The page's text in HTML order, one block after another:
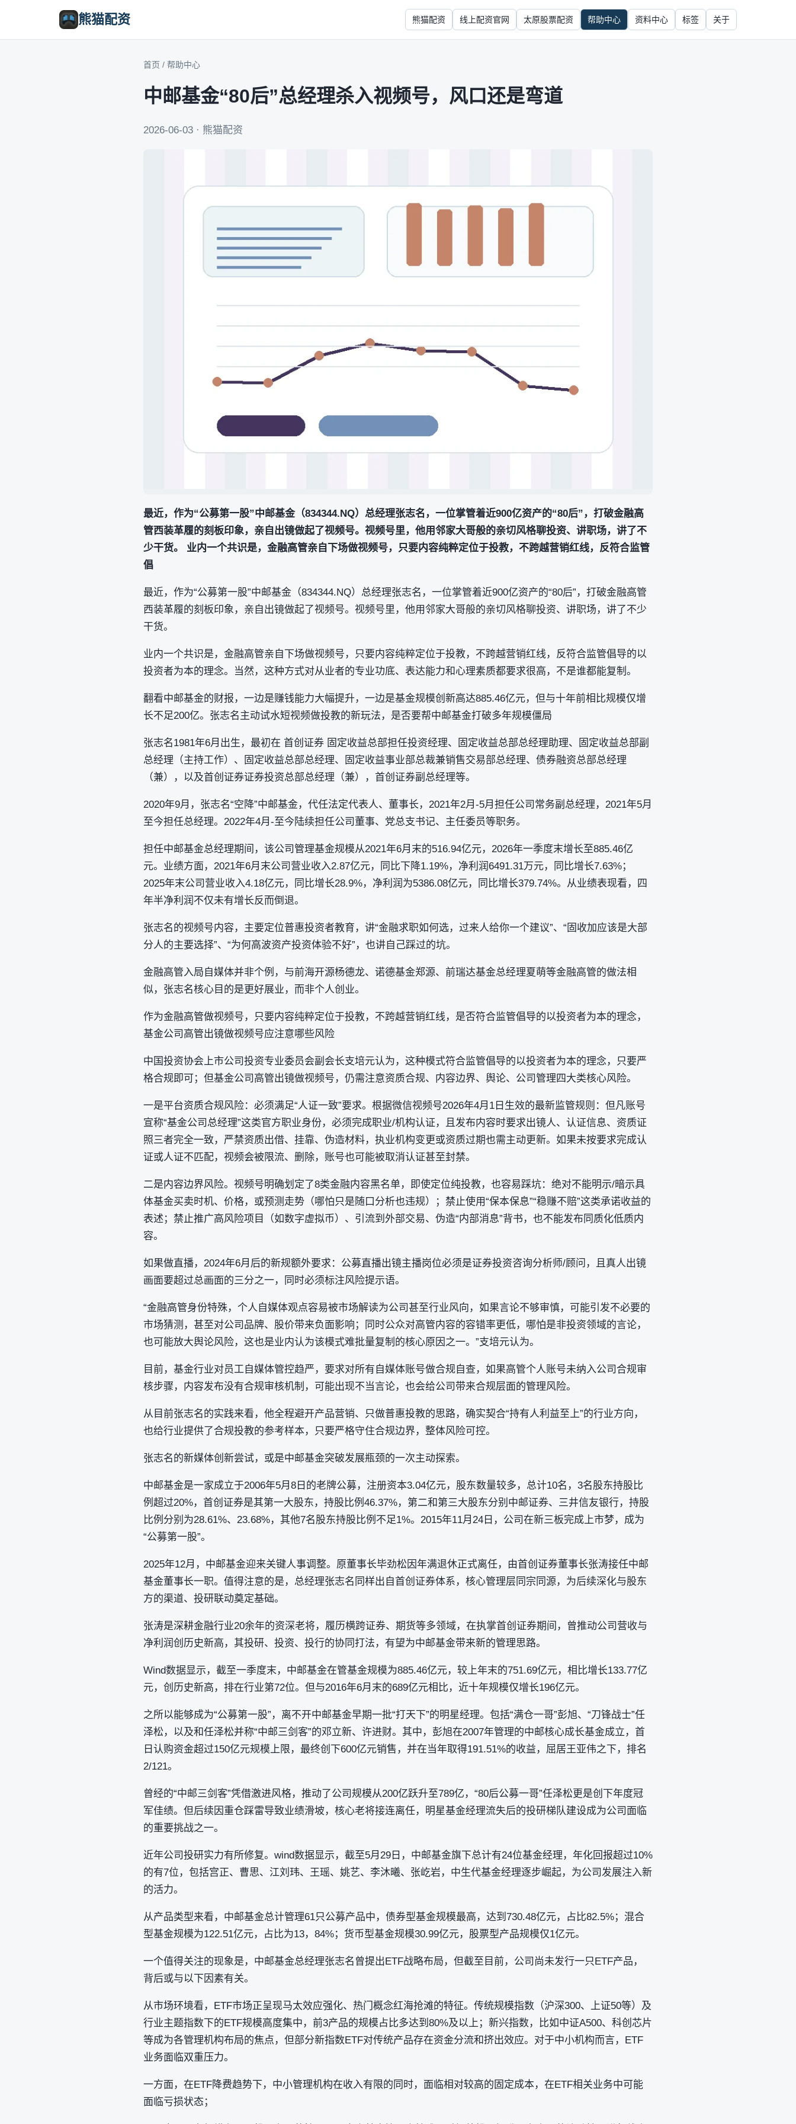
熊猫配资 熊猫配资 线上配资官网 太原股票配资 帮助中心 资料中心 标签 关于
首页 / 帮助中心
中邮基金“80后”总经理杀入视频号，风口还是弯道
2026-06-03 · 熊猫配资
最近，作为“公募第一股”中邮基金（834344.NQ）总经理张志名，一位掌管着近900亿资产的“80后”，打破金融高
管西装革履的刻板印象，亲自出镜做起了视频号。视频号里，他用邻家大哥般的亲切风格聊投资、讲职场，讲了不
少干货。 业内一个共识是，金融高管亲自下场做视频号，只要内容纯粹定位于投教，不跨越营销红线，反符合监管
倡
最近，作为“公募第一股”中邮基金（834344.NQ）总经理张志名，一位掌管着近900亿资产的“80后”，打破金融高管
西装革履的刻板印象，亲自出镜做起了视频号。视频号里，他用邻家大哥般的亲切风格聊投资、讲职场，讲了不少
干货。
业内一个共识是，金融高管亲自下场做视频号，只要内容纯粹定位于投教，不跨越营销红线，反符合监管倡导的以
投资者为本的理念。当然，这种方式对从业者的专业功底、表达能力和心理素质都要求很高，不是谁都能复制。
翻看中邮基金的财报，一边是赚钱能力大幅提升，一边是基金规模创新高达885.46亿元，但与十年前相比规模仅增
长不足200亿。张志名主动试水短视频做投教的新玩法，是否要帮中邮基金打破多年规模僵局
张志名1981年6月出生，最初在 首创证券 固定收益总部担任投资经理、固定收益总部总经理助理、固定收益总部副
总经理（主持工作）、固定收益总部总经理、固定收益事业部总裁兼销售交易部总经理、债券融资总部总经理
（兼），以及首创证券证券投资总部总经理（兼），首创证券副总经理等。
2020年9月，张志名“空降”中邮基金，代任法定代表人、董事长，2021年2月-5月担任公司常务副总经理，2021年5月
至今担任总经理。2022年4月-至今陆续担任公司董事、党总支书记、主任委员等职务。
担任中邮基金总经理期间，该公司管理基金规模从2021年6月末的516.94亿元，2026年一季度末增长至885.46亿
元。业绩方面，2021年6月末公司营业收入2.87亿元，同比下降1.19%，净利润6491.31万元，同比增长7.63%；
2025年末公司营业收入4.18亿元，同比增长28.9%，净利润为5386.08亿元，同比增长379.74%。从业绩表现看，四
年半净利润不仅未有增长反而倒退。
张志名的视频号内容，主要定位普惠投资者教育，讲“金融求职如何选，过来人给你一个建议”、“固收加应该是大部
分人的主要选择”、“为何高波资产投资体验不好”，也讲自己踩过的坑。
金融高管入局自媒体并非个例，与前海开源杨德龙、诺德基金郑源、前瑞达基金总经理夏萌等金融高管的做法相
似，张志名核心目的是更好展业，而非个人创业。
作为金融高管做视频号，只要内容纯粹定位于投教，不跨越营销红线，是否符合监管倡导的以投资者为本的理念，
基金公司高管出镜做视频号应注意哪些风险
中国投资协会上市公司投资专业委员会副会长支培元认为，这种模式符合监管倡导的‌以投资者为本‌的理念，只要严
格合规即可；但基金公司高管出镜做视频号，仍需注意‌资质合规、内容边界、舆论、公司管理‌四大类核心风险。
一是平台资质合规风险：必须满足“人证一致”要求。根据微信视频号2026年4月1日生效的最新监管规则：但凡账号
宣称“基金公司总经理”这类官方职业身份，必须完成‌职业/机构认证‌，且发布内容时要求‌出镜人、认证信息、资质证
照三者完全一致‌，严禁资质出借、挂靠、伪造材料，执业机构变更或资质过期也需主动更新。如果未按要求完成认
证或人证不匹配，视频会被限流、删除，账号也可能被取消认证甚至封禁。
二是内容边界风险。视频号明确划定了8类金融内容黑名单，即使定位纯投教，也容易踩坑：绝对不能‌明示/暗示具
体基金买卖时机、价格，或预测走势‌（哪怕只是随口分析也违规）；禁止使用“保本保息”“稳赚不赔”这类承诺收益的
表述；禁止推广高风险项目（如数字虚拟币）、引流到外部交易、伪造“内部消息”背书，也不能发布同质化低质内
容。
如果做直播，2024年6月后的新规额外要求：公募直播出镜主播岗位必须是证券投资咨询分析师/顾问，且真人出镜
画面要超过总画面的三分之一，同时必须标注风险提示语。
“金融高管身份特殊，个人自媒体观点容易被市场解读为公司甚至行业风向，如果言论不够审慎，可能引发不必要的
市场猜测，甚至对公司品牌、股价带来负面影响；同时公众对高管内容的容错率更低，哪怕是非投资领域的言论，
也可能放大舆论风险，这也是业内认为该模式难批量复制的核心原因之一。”支培元认为。
目前，基金行业对员工自媒体管控趋严，要求对所有自媒体账号做合规自查，如果高管个人账号未纳入公司合规审
核步骤，内容发布没有合规审核机制，可能出现不当言论，也会给公司带来合规层面的管理风险。
从目前张志名的实践来看，他全程避开产品营销、只做普惠投教的思路，确实契合“持有人利益至上”的行业方向，
也给行业提供了合规投教的参考样本，只要严格守住合规边界，整体风险可控。
张志名的新媒体创新尝试，或是中邮基金突破发展瓶颈的一次主动探索。
中邮基金是一家成立于2006年5月8日的老牌公募，注册资本3.04亿元，股东数量较多，总计10名，3名股东持股比
例超过20%，首创证券是其第一大股东，持股比例46.37%，第二和第三大股东分别中邮证券、三井信友银行，持股
比例分别为28.61%、23.68%，其他7名股东持股比例不足1%。2015年11月24日，公司在新三板完成上市梦，成为
“公募第一股”。
2025年12月，中邮基金迎来关键人事调整。原董事长毕劲松因年满退休正式离任，由首创证券董事长张涛接任中邮
基金董事长一职。值得注意的是，总经理张志名同样出自首创证券体系，核心管理层同宗同源，为后续深化与股东
方的渠道、投研联动奠定基础。
张涛是深耕金融行业20余年的资深老将，履历横跨证券、期货等多领域，在执掌首创证券期间，曾推动公司营收与
净利润创历史新高，其投研、投资、投行的协同打法，有望为中邮基金带来新的管理思路。
Wind数据显示，截至一季度末，中邮基金在管基金规模为885.46亿元，较上年末的751.69亿元，相比增长133.77亿
元，创历史新高，排在行业第72位。但与2016年6月末的689亿元相比，近十年规模仅增长196亿元。
之所以能够成为“公募第一股”，离不开中邮基金早期一批“打天下”的明星经理。包括“满仓一哥”彭旭、“刀锋战士”任
泽松，以及和任泽松并称“中邮三剑客”的邓立新、许进财。其中，彭旭在2007年管理的中邮核心成长基金成立，首
日认购资金超过150亿元规模上限，最终创下600亿元销售，并在当年取得191.51%的收益，屈居王亚伟之下，排名
2/121。
曾经的“中邮三剑客”凭借激进风格，推动了公司规模从200亿跃升至789亿，“80后公募一哥”任泽松更是创下年度冠
军佳绩。但后续因重仓踩雷导致业绩滑坡，核心老将接连离任，明星基金经理流失后的投研梯队建设成为公司面临
的重要挑战之一。
近年公司投研实力有所修复。wind数据显示，截至5月29日，中邮基金旗下总计有24位基金经理，年化回报超过10%
的有7位，包括宫正、曹思、江刘玮、王瑶、姚艺、李沐曦、张屹岩，中生代基金经理逐步崛起，为公司发展注入新
的活力。
从产品类型来看，中邮基金总计管理61只公募产品中，债券型基金规模最高，达到730.48亿元，占比82.5%；混合
型基金规模为122.51亿元，占比为13，84%；货币型基金规模30.99亿元，股票型产品规模仅1亿元。
一个值得关注的现象是，中邮基金总经理张志名曾提出ETF战略布局，但截至目前，公司尚未发行一只ETF产品，
背后或与以下因素有关。
从市场环境看，ETF市场正呈现马太效应强化、热门概念红海抢滩的特征。传统规模指数（沪深300、上证50等）及
行业主题指数下的ETF规模高度集中，前3产品的规模占比多达到80%及以上；新兴指数，比如中证A500、科创芯片
等成为各管理机构布局的焦点，但部分新指数ETF对传统产品存在资金分流和挤出效应。对于中小机构而言，ETF
业务面临双重压力。
一方面，在ETF降费趋势下，中小管理机构在收入有限的同时，面临相对较高的固定成本，在ETF相关业务中可能
面临亏损状态；